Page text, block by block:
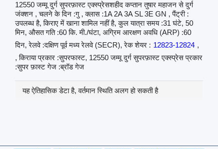
12550 जम्मू दुर्ग सुपरफ़ास्ट एक्स्प्रेसशहीद कप्तान तुषार महाजन से दुर्ग
जंक्शन , चलने के दिन :गु , क्लास :1A 2A 3A SL 3E GN , पैंट्री :
उपलब्ध है, किराए में खाना शामिल नहीं है, कुल यात्रा समय :31 घंटे, 50
मिन, औसत गति :60 कि. मी./घंटा, अग्रिम आरक्षण अवधि (ARP) :60
दिन, रेलवे :दक्षिण पूर्व मध्य रेलवे (SECR), रेक शेयर : 12823-12824 ,
, किराया प्रकार :सुपरफास्ट, 12550 जम्मू दुर्ग सुपरफ़ास्ट एक्स्प्रेस प्रकार
:सुपर फ़ास्ट गेज :ब्रॉड गेज
यह ऐतिहासिक डेटा है, वर्तमान स्थिति अलग हो सकती है